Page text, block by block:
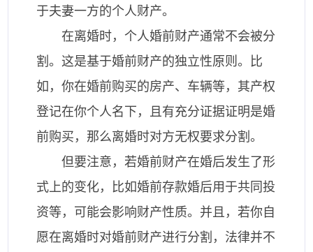
于夫妻一方的个人财产。
在离婚时，个人婚前财产通常不会被分
割。这是基于婚前财产的独立性原则。比
如，你在婚前购买的房产、车辆等，其产权
登记在你个人名下，且有充分证据证明是婚
前购买，那么离婚时对方无权要求分割。
但要注意，若婚前财产在婚后发生了形
式上的变化，比如婚前存款婚后用于共同投
资等，可能会影响财产性质。并且，若你自
愿在离婚时对婚前财产进行分割，法律并不